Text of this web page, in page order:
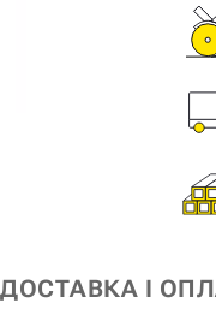
ДОСТАВКА І